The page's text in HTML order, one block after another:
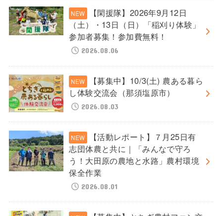
【閑援隊】2026年9月12日
（土）・13日（日）「稲刈り体験」
参加者募集！参加費無料！
2026.08.06
【募集中】10/3(土) 農ある暮ら
し体験交流会（那須塩原市）
2026.08.03
【活動レポート】７月25日有
志団体農と共に｜「みんなで守ろ
う！大田原の農地と水路」農村環境
保全作業
2026.08.01